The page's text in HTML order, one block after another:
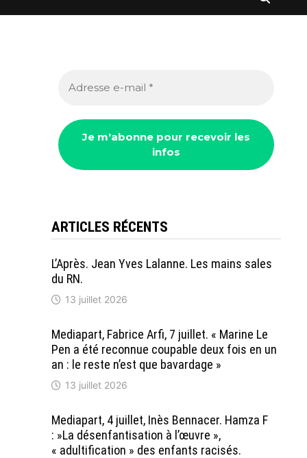
ARTICLES RÉCENTS
L’Après. Jean Yves Lalanne. Les mains sales
du RN.
13 juillet 2026
Mediapart, Fabrice Arfi, 7 juillet. « Marine Le
Pen a été reconnue coupable deux fois en un
an : le reste n’est que bavardage »
13 juillet 2026
Mediapart, 4 juillet, Inès Bennacer. Hamza F
: »La désenfantisation à l’œuvre »,
« adultification » des enfants racisés.